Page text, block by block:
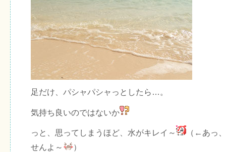
足だけ、パシャパシャっとしたら…。
気持ち良いのではないか
っと、思ってしまうほど、水がキレイ～
（←あっ
せんよ～
）